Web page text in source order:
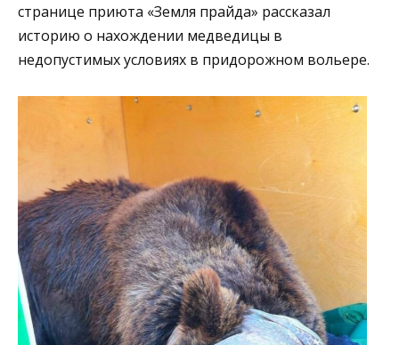
странице приюта «Земля прайда» рассказал
историю о нахождении медведицы в
недопустимых условиях в придорожном вольере.